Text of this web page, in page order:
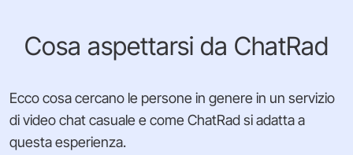
Cosa aspettarsi da ChatRad
Ecco cosa cercano le persone in genere in un servizio
di video chat casuale e come ChatRad si adatta a
questa esperienza.